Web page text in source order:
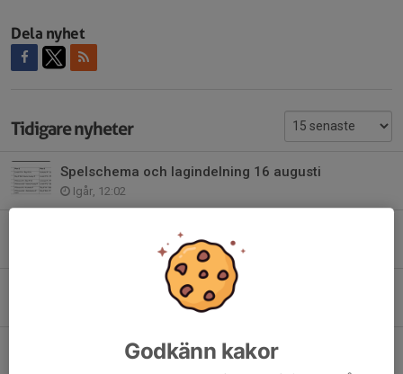
Dela nyhet
Tidigare nyheter
Spelschema och lagindelning 16 augusti
Igår, 12:02
Match mot Malmö FF 27 augusti
Lagaktivitet – IFK Norrköping vs Varberg
Jönsbergska cup 14/6
Godkänn kakor